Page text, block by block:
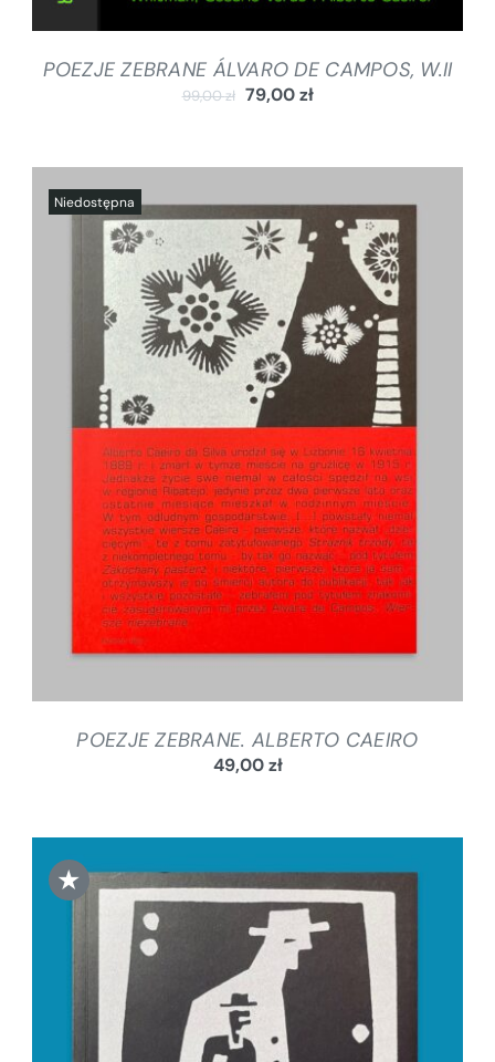
POEZJE ZEBRANE ÁLVARO DE CAMPOS, W.II
99,00zł 79,00zł
POEZJE ZEBRANE. ALBERTO CAEIRO
49,00zł
★